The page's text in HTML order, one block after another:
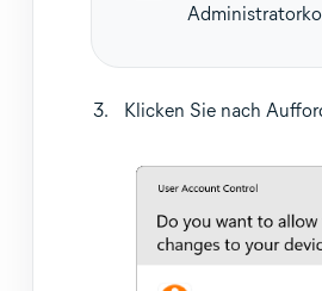
Klicken Sie nach